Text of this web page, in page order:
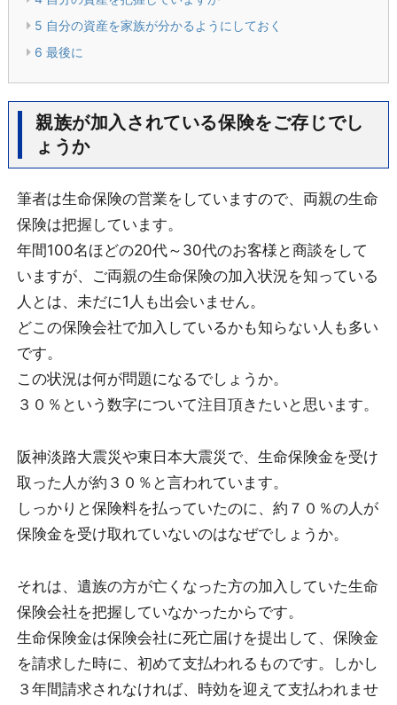
5 自分の資産を家族が分かるようにしておく
6 最後に
親族が加入されている保険をご存じでし
ょうか
筆者は生命保険の営業をしていますので、両親の生命
保険は把握しています。
年間100名ほどの20代～30代のお客様と商談をして
いますが、ご両親の生命保険の加入状況を知っている
人とは、未だに1人も出会いません。
どこの保険会社で加入しているかも知らない人も多い
です。
この状況は何が問題になるでしょうか。
３０％という数字について注目頂きたいと思います。
阪神淡路大震災や東日本大震災で、生命保険金を受け
取った人が約３０％と言われています。
しっかりと保険料を払っていたのに、約７０％の人が
保険金を受け取れていないのはなぜでしょうか。
それは、遺族の方が亡くなった方の加入していた生命
保険会社を把握していなかったからです。
生命保険金は保険会社に死亡届けを提出して、保険金
を請求した時に、初めて支払われるものです。しかし
３年間請求されなければ、時効を迎えて支払われませ